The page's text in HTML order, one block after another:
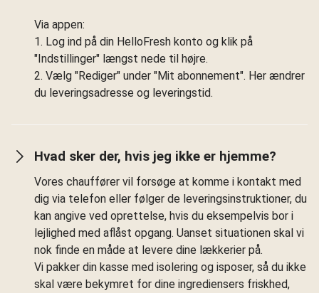
Via appen:
1. Log ind på din HelloFresh konto og klik på
"Indstillinger" længst nede til højre.
2. Vælg "Rediger" under "Mit abonnement". Her ændrer
du leveringsadresse og leveringstid.
Hvad sker der, hvis jeg ikke er hjemme?
Vores chauffører vil forsøge at komme i kontakt med
dig via telefon eller følger de leveringsinstruktioner, du
kan angive ved oprettelse, hvis du eksempelvis bor i
lejlighed med aflåst opgang. Uanset situationen skal vi
nok finde en måde at levere dine lækkerier på.
Vi pakker din kasse med isolering og isposer, så du ikke
skal være bekymret for dine ingrediensers friskhed,